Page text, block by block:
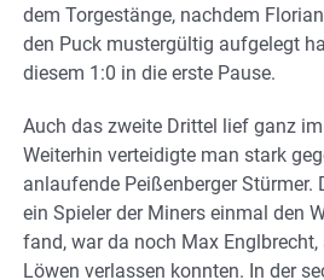
dem Torgestänge, nachdem
den Puck mustergültig aufgelegt
diesem 1:0 in die erste Pause.
Auch das zweite Drittel lief ganz
Weiterhin verteidigte man stark
anlaufende Peißenberger Stürmer.
ein Spieler der Miners einmal den
fand, war da noch Max
Löwen verlassen konnten. In der